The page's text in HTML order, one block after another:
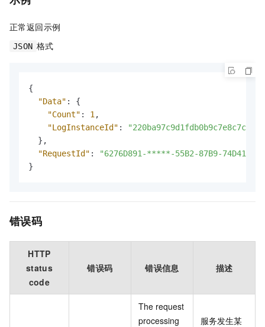
正常返回示例
JSON 格式
{
"Data" :
{
"Count" : 1 ,
"LogInstanceId" :
} ,
"RequestId" :
"6276D891-*****-55B2-87B9-
}
错误码
HTTP
status
code
错误码 错误信息 描述
The request
processing
服务发生某